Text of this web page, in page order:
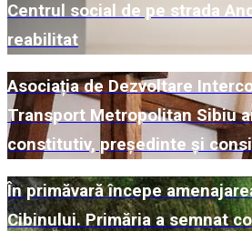
Centrul social de pe strada
reabilitat
Asociația de Dezvoltare
Transport Metropolitan Sibiu
constitutiv, președinte și
În primăvară începe
Cibinului. Primăria a semnat